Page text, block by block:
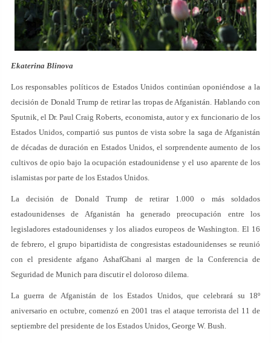
Ekaterina Blinova
Los responsables políticos de Estados Unidos continúan oponiéndose a la
decisión de Donald Trump de retirar las tropas de Afganistán. Hablando con
Sputnik, el Dr. Paul Craig Roberts, economista, autor y ex funcionario de los
Estados Unidos, compartió sus puntos de vista sobre la saga de Afganistán
de décadas de duración en Estados Unidos, el sorprendente aumento de los
cultivos de opio bajo la ocupación estadounidense y el uso aparente de los
islamistas por parte de los Estados Unidos.
La decisión de Donald Trump de retirar 1.000 o más soldados
estadounidenses de Afganistán ha generado preocupación entre los
legisladores estadounidenses y los aliados europeos de Washington. El 16
de febrero, el grupo bipartidista de congresistas estadounidenses se reunió
con el presidente afgano AshafGhani al margen de la Conferencia de
Seguridad de Munich para discutir el doloroso dilema.
La guerra de Afganistán de los Estados Unidos, que celebrará su 18º
aniversario en octubre, comenzó en 2001 tras el ataque terrorista del 11 de
septiembre del presidente de los Estados Unidos, George W. Bush.